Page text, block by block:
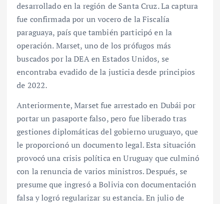
desarrollado en la región de Santa Cruz. La captura
fue confirmada por un vocero de la Fiscalía
paraguaya, país que también participó en la
operación. Marset, uno de los prófugos más
buscados por la DEA en Estados Unidos, se
encontraba evadido de la justicia desde principios
de 2022.
Anteriormente, Marset fue arrestado en Dubái por
portar un pasaporte falso, pero fue liberado tras
gestiones diplomáticas del gobierno uruguayo, que
le proporcionó un documento legal. Esta situación
provocó una crisis política en Uruguay que culminó
con la renuncia de varios ministros. Después, se
presume que ingresó a Bolivia con documentación
falsa y logró regularizar su estancia. En julio de